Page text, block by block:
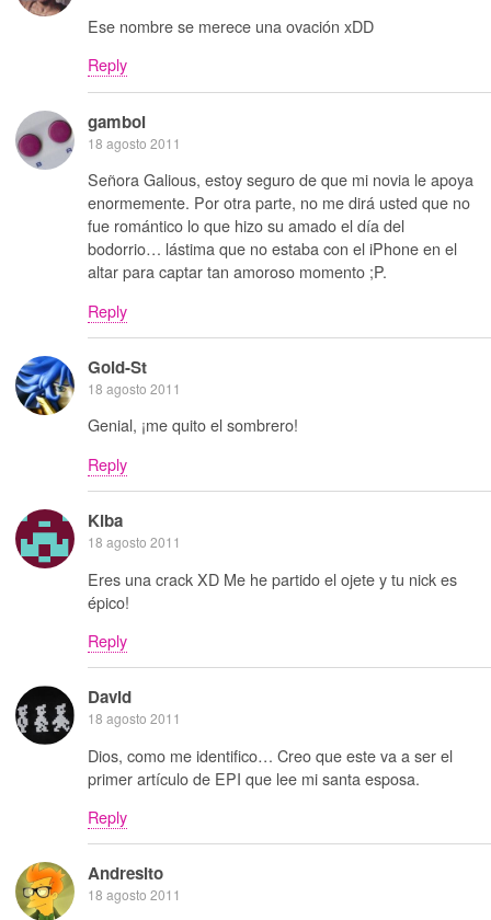
Ese nombre se merece una ovación xDD
Reply
gamboi
18 agosto 2011
Señora Galious, estoy seguro de que mi novia le apoya
enormemente. Por otra parte, no me dirá usted que no
fue romántico lo que hizo su amado el día del
bodorrio… lástima que no estaba con el iPhone en el
altar para captar tan amoroso momento ;P.
Reply
Gold-St
18 agosto 2011
Genial, ¡me quito el sombrero!
Reply
Kiba
18 agosto 2011
Eres una crack XD Me he partido el ojete y tu nick es
épico!
Reply
David
18 agosto 2011
Dios, como me identifico… Creo que este va a ser el
primer artículo de EPI que lee mi santa esposa.
Reply
Andresito
18 agosto 2011